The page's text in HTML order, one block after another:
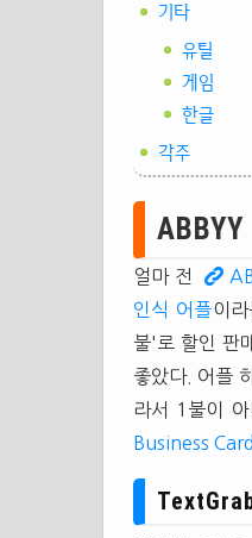
기타
유틸
게임
한글
각주
얼마 전
인식 어플이
불'로 할인 판
좋았다. 어플
라서 1불이
Business